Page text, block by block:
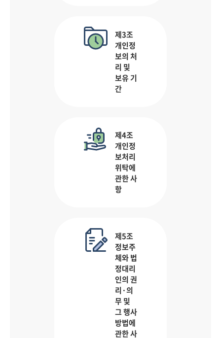
제3조
개인정
보의 처
리 및
보유 기
간
제4조
개인정
보처리
위탁에
관한 사
항
제5조
정보주
체와 법
정대리
인의 권
리·의
무 및
그 행사
방법에
관한 사